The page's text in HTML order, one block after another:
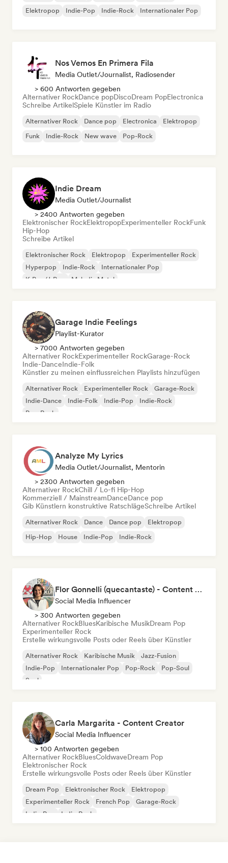
Elektropop
Indie-Pop Indie-Rock Internationaler Pop
Nos Vemos En Primera Fila
Media Outlet/Journalist, Radiosender
> 600 Antworten gegeben
Alternativer RockDance popDiscoDream PopElectronica
Schreibe ArtikelSpiele Künstler im Radio
Alternativer Rock Dance pop Electronica
Elektropop
Funk
Indie-Rock New wave Pop-Rock
Indie Dream
Media Outlet/Journalist
> 2400 Antworten gegeben
Elektronischer RockElektropopExperimenteller RockFunk
Hip-Hop
Schreibe Artikel
Elektronischer Rock Elektropop
Experimenteller Rock
Hyperpop
Indie-Rock
Internationaler Pop
K-Pop/J-Pop
Melodic Metal
Garage Indie Feelings
Playlist-Kurator
> 7000 Antworten gegeben
Alternativer RockExperimenteller RockGarage-Rock
Indie-DanceIndie-Folk
Künstler zu meinen einflussreichen Playlists hinzufügen
Alternativer Rock Experimenteller Rock
Garage-Rock
Indie-Dance
Indie-Folk Indie-Pop
Indie-Rock
Pop-Rock
Analyze My Lyrics
Media Outlet/Journalist, Mentorin
> 2300 Antworten gegeben
Alternativer RockChill / Lo-fi Hip-Hop
Kommerziell / MainstreamDanceDance pop
Gib Künstlern konstruktive RatschlägeSchreibe Artikel
Alternativer Rock Dance Dance pop
Elektropop
Hip-Hop
House Indie-Pop Indie-Rock
Flor Gonnelli (quecantaste) - Content Creator
Social Media Influencer
> 300 Antworten gegeben
Alternativer RockBluesKaribische MusikDream Pop
Experimenteller Rock
Erstelle wirkungsvolle Posts oder Reels über Künstler
Alternativer Rock Karibische Musik
Jazz-Fusion
Indie-Pop
Internationaler Pop Pop-Rock
Pop-Soul
Soul
Carla Margarita - Content Creator
Social Media Influencer
> 100 Antworten gegeben
Alternativer RockBluesColdwaveDream Pop
Elektronischer Rock
Erstelle wirkungsvolle Posts oder Reels über Künstler
Dream Pop Elektronischer Rock
Elektropop
Experimenteller Rock
French Pop
Garage-Rock
Indie-Pop
Indie-Rock